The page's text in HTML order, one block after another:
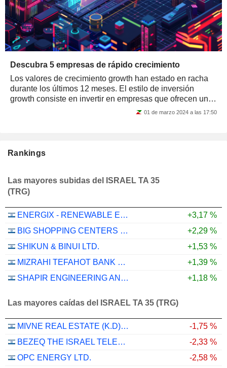
Descubra 5 empresas de rápido crecimiento
Los valores de crecimiento growth han estado en racha
durante los últimos 12 meses. El estilo de inversión
growth consiste en invertir en empresas que ofrecen un
importante potencial de crecimiento... 01 de marzo 2024 a las 17:50
Rankings
Las mayores subidas del ISRAEL TA 35
(TRG)
ENERGIX - RENEWABLE ENERGIES LTD.
+3,17 %
BIG SHOPPING CENTERS LTD
+2,29 %
SHIKUN & BINUI LTD.
+1,53 %
MIZRAHI TEFAHOT BANK LTD.
+1,39 %
SHAPIR ENGINEERING AND INDUSTRY LTD
+1,18 %
Las mayores caídas del ISRAEL TA 35 (TRG)
MIVNE REAL ESTATE (K.D) LTD
-1,75 %
BEZEQ THE ISRAEL TELECOMMUNICATION CORP. LTD
-2,33 %
OPC ENERGY LTD.
-2,58 %